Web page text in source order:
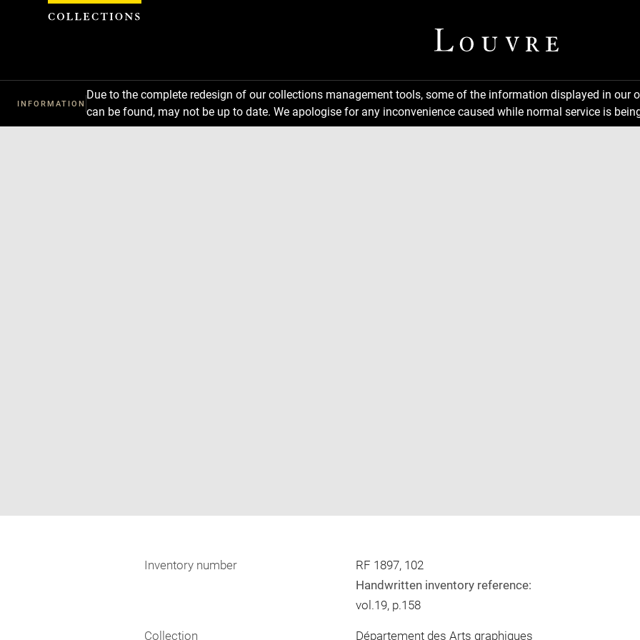
INFORMATION
Due to the complete redesign of our collections management tools, some of the information displayed in
can be found, may not be up to date. We apologise for any inconvenience caused while normal service is
in
Inventory number
RF 1897, 102
Handwritten inventory reference:
vol.19, p.158
Collection
Département des Arts graphiques
Cookies management panel